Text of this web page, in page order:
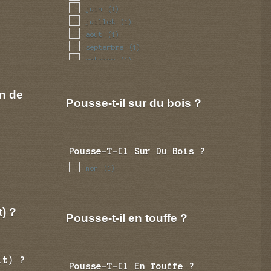
de
?
?
juin (1)
juillet (1)
aout (1)
septembre (1)
octobre (1)
Pousse-t-il sur du bois ?
Pousse-T-Il Sur Du Bois ?
non (1)
Pousse-t-il en touffe ?
Pousse-T-Il En Touffe ?